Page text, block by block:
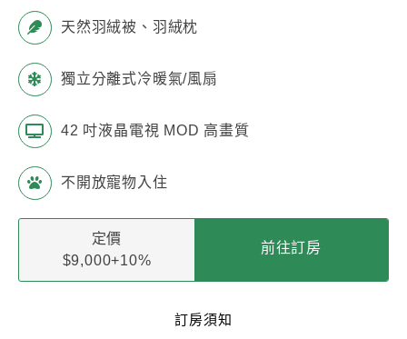
天然羽絨被、羽絨枕
獨立分離式冷暖氣/風扇
42 吋液晶電視 MOD 高畫質
不開放寵物入住
定價
$9,000+10%
前往訂房
訂房須知